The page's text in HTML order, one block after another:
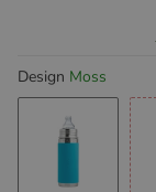
Design Moss